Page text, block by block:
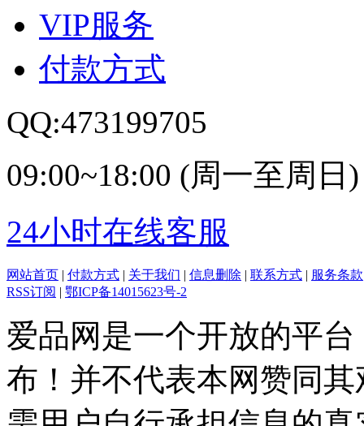
VIP服务
付款方式
QQ:473199705
09:00~18:00 (周一至周日)
24小时在线客服
网站首页 | 付款方式 | 关于我们 | 信息删除 | 联系方式 | 服务条款
RSS订阅 | 鄂ICP备14015623号-2
爱品网是一个开放的平
布！并不代表本网赞同